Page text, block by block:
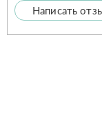
Написать